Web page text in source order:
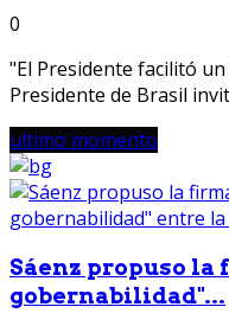
0
"El Presidente facilitó
Presidente de Brasil
ultimo momento
Sáenz propuso la
gobernabilidad"...